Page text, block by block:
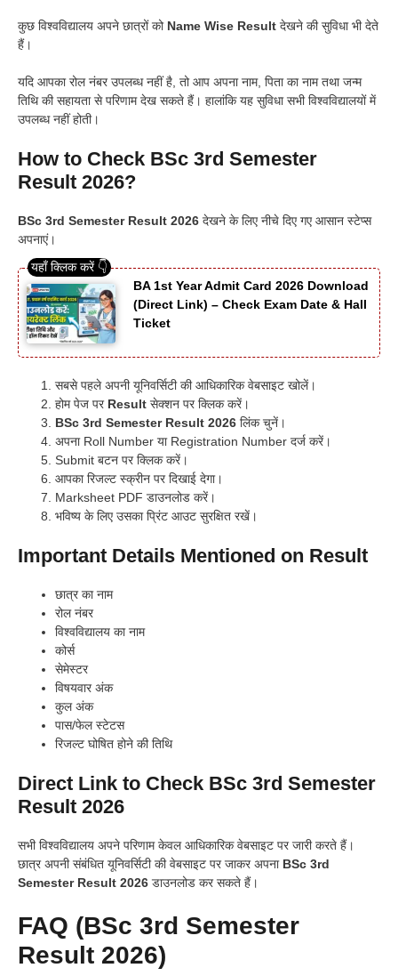
कुछ विश्वविद्यालय अपने छात्रों को Name Wise Result देखने की सुविधा भी देते
हैं।
यदि आपका रोल नंबर उपलब्ध नहीं है, तो आप अपना नाम, पिता का नाम तथा जन्म
तिथि की सहायता से परिणाम देख सकते हैं। हालांकि यह सुविधा सभी विश्वविद्यालयों में
उपलब्ध नहीं होती।
How to Check BSc 3rd Semester
Result 2026?
BSc 3rd Semester Result 2026 देखने के लिए नीचे दिए गए आसान स्टेप्स
अपनाएं।
BA 1st Year Admit Card 2026 Download
(Direct Link) – Check Exam Date & Hall
Ticket
सबसे पहले अपनी यूनिवर्सिटी की आधिकारिक वेबसाइट खोलें।
होम पेज पर Result सेक्शन पर क्लिक करें।
BSc 3rd Semester Result 2026 लिंक चुनें।
अपना Roll Number या Registration Number दर्ज करें।
Submit बटन पर क्लिक करें।
आपका रिजल्ट स्क्रीन पर दिखाई देगा।
Marksheet PDF डाउनलोड करें।
भविष्य के लिए उसका प्रिंट आउट सुरक्षित रखें।
Important Details Mentioned on Result
छात्र का नाम
रोल नंबर
विश्वविद्यालय का नाम
कोर्स
सेमेस्टर
विषयवार अंक
कुल अंक
पास/फेल स्टेटस
रिजल्ट घोषित होने की तिथि
Direct Link to Check BSc 3rd Semester
Result 2026
सभी विश्वविद्यालय अपने परिणाम केवल आधिकारिक वेबसाइट पर जारी करते हैं।
छात्र अपनी संबंधित यूनिवर्सिटी की वेबसाइट पर जाकर अपना BSc 3rd
Semester Result 2026 डाउनलोड कर सकते हैं।
FAQ (BSc 3rd Semester
Result 2026)